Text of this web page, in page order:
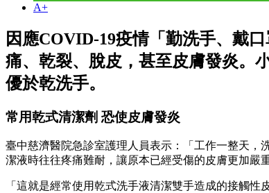
A+
因應COVID-19疫情「勤洗手、戴
痛、乾裂、脫皮，甚至皮膚發炎。
優於乾洗手。
常用乾式清潔劑 恐使皮膚發炎
臺中慈濟醫院急診室護理人員表示：「工作一整天，
潔液時往往疼痛難耐，讓原本已經受傷的皮膚更加嚴重
「這就是經常使用乾式洗手液清潔雙手造成的接觸